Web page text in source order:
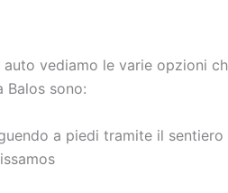
vediamo le varie opzioni
Balos sono:
a piedi tramite il